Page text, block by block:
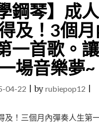
鋼琴】成
及！3個
一首歌。
場音樂夢~
04-22 |by rubiepop12
及！三個月內彈奏人生第